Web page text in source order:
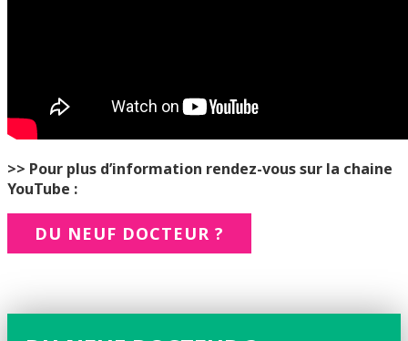
>> Pour plus d’information rendez-vous sur la chaine
YouTube :
DU NEUF DOCTEUR ?